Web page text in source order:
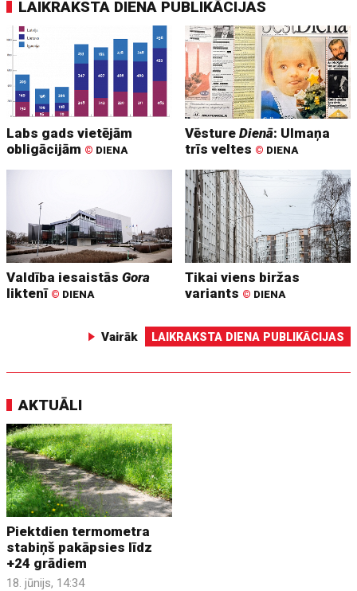
LAIKRAKSTA DIENA PUBLIKĀCIJAS
Labs gads vietējām
obligācijām © DIENA
VēstureDienā: Ulmaņa
trīs veltes © DIENA
Valdība iesaistāsGora
liktenī © DIENA
Tikai viens biržas
variants © DIENA
Vairāk LAIKRAKSTA DIENA PUBLIKĀCIJAS
AKTUĀLI
Piektdien termometra
stabiņš pakāpsies līdz
+24 grādiem
18. jūnijs, 14:34